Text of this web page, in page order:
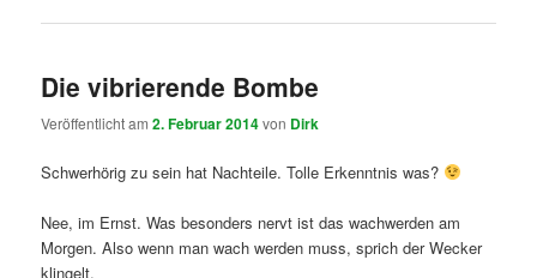
Die vibrierende Bombe
Veröffentlicht am2. Februar 2014von Dirk
Schwerhörig zu sein hat Nachteile. Tolle Erkenntnis was?
Nee, im Ernst. Was besonders nervt ist das wachwerden am
Morgen. Also wenn man wach werden muss, sprich der Wecker
klingelt.